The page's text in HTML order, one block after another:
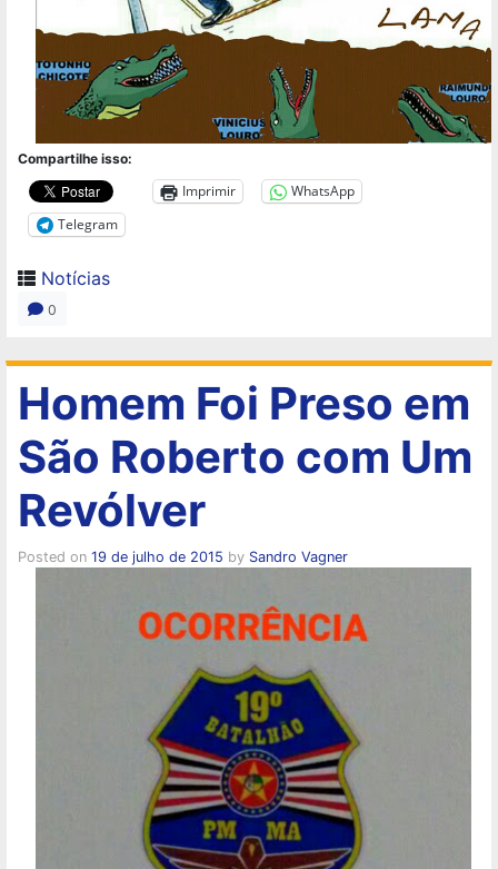
Compartilhe isso:
Imprimir
WhatsApp
Telegram
Notícias
0
Homem Foi Preso em
São Roberto com Um
Revólver
Posted on 19 de julho de 2015 by Sandro Vagner